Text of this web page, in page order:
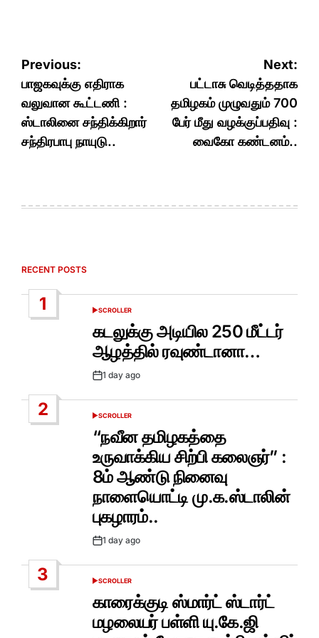
Post
navigation
Previous:
பாஜகவுக்கு எதிராக
வலுவான கூட்டணி :
ஸ்டாலினை சந்திக்கிறார்
சந்திரபாபு நாயுடு..
Next:
பட்டாசு வெடித்ததாக
தமிழகம் முழுவதும் 700
பேர் மீது வழக்குப்பதிவு :
வைகோ கண்டனம்..
RECENT POSTS
1
POSTED
SCROLLER
கடலுக்கு அடியில 250 மீட்டர்
ஆழத்தில் ரவுண்டானா…
Post1 day ago
2
POSTED
SCROLLER
“நவீன தமிழகத்தை
உருவாக்கிய சிற்பி கலைஞர்” :
8ம் ஆண்டு நினைவு
நாளையொட்டி மு.க.ஸ்டாலின்
புகழாரம்..
Post1 day ago
3
POSTED
SCROLLER
காரைக்குடி ஸ்மார்ட் ஸ்டார்ட்
மழலையர் பள்ளி யு.கே.ஜி